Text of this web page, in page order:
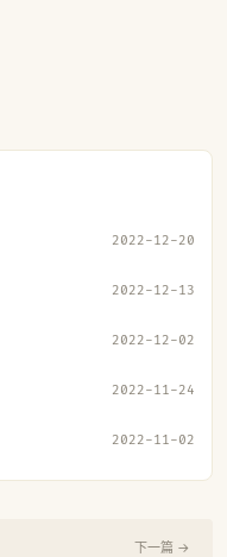
2022-12-20
2022-12-13
2022-12-02
2022-11-24
2022-11-02
下一篇 →